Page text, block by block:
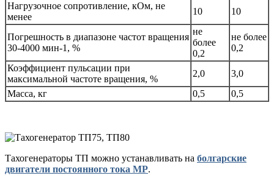
Нагрузочное сопротивление, кОм, не
менее
10 10
Погрешность в диапазоне частот вращения
30-4000 мин-1, %
не
более
0,2
не более
0,2
Коэффициент пульсации при
максимальной частоте вращения, %
2,0
3,0
Масса, кг
0,5 0,5
Тахогенераторы ТП можно устанавливать на болгарские
двигатели постоянного тока МР.